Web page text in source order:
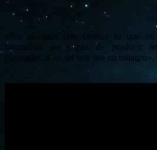
«No sabemos con certeza lo que
naturaleza sea capaz de producir
planeadas, a no ser que sea un